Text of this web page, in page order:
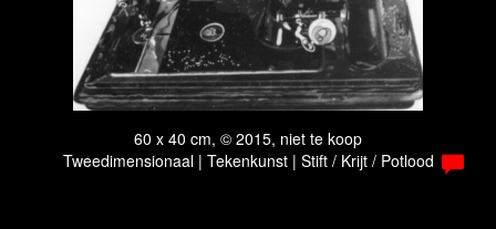
60 x 40 cm, © 2015, niet te koop
Tweedimensionaal | Tekenkunst | Stift / Krijt / Potlood